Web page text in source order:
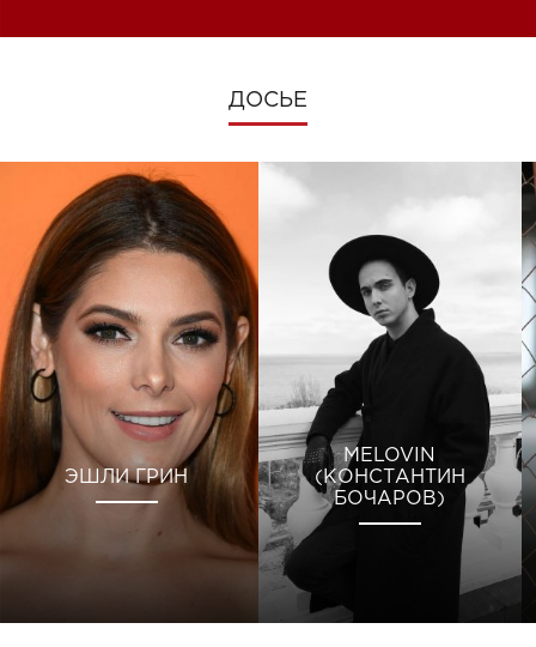
ДОСЬЕ
ЭШЛИ ГРИН
MELOVIN
(КОНСТАНТИН
БОЧАРОВ)